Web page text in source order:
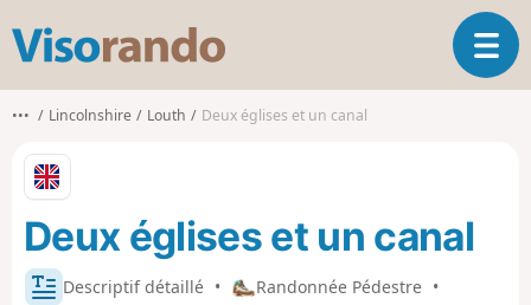
s
o
o
O
u
••• Lincolnshire Louth Deux églises et un canal
Descriptif détaillé • Randonnée Pédestre •
Deux églises et un canal